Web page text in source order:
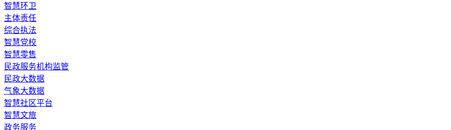
智慧环卫
主体责任
综合执法
智慧党校
智慧零售
民政服务机构监管
民政大数据
气象大数据
智慧社区平台
智慧文旅
政务服务